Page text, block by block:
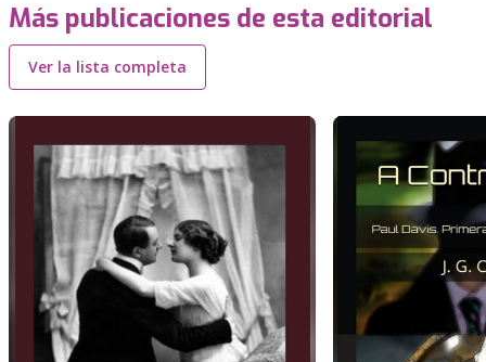
Más publicaciones de esta editorial
Ver la lista completa